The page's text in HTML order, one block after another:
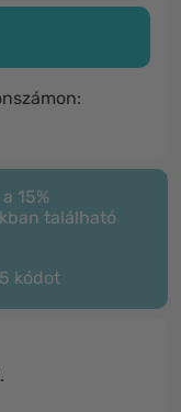
15%
található
kódot